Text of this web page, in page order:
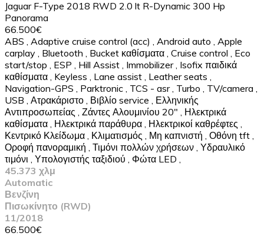
Jaguar F-Type 2018 RWD 2.0 lt R-Dynamic 300 Hp
Panorama
66.500€
ABS
Adaptive cruise control (acc) Android auto
Apple
carplay Bluetooth Bucket καθίσματα Cruise control
Eco
start/stop
ESP Hill Assist Immobilizer Isofix παιδικά
καθίσματα Keyless Lane assist Leather seats
Navigation-GPS
Parktronic TCS - asr Turbo TV/camera
USB Ατρακάριστο Βιβλίο service
Ελληνικής
Αντιπροσωπείας Ζάντες Αλουμινίου 20"
Ηλεκτρικά
καθίσματα Ηλεκτρικά παράθυρα Ηλεκτρικοί καθρέφτες
Κεντρικό Κλείδωμα Κλιματισμός Μη καπνιστή Οθόνη tft
Οροφή πανοραμική Τιμόνι πολλών χρήσεων Υδραυλικό
τιμόνι Υπολογιστής ταξιδιού Φώτα LED
45.373 χλμ
Automatic
Βενζίνη
Πισωκίνητο (RWD)
11/2018
66.500€